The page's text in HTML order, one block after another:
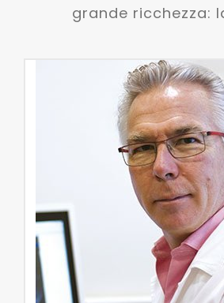
grande ricchezza: